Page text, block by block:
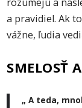
a pravidiel. Ak
vážne, ľudia
SMELOSŤ
„ A teda,